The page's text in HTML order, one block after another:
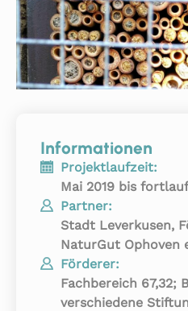
Informationen
Projektlaufzeit:
Mai 2019 bis
Partner:
Stadt Leverkusen,
NaturGut Ophoven
Förderer:
Fachbereich 67,32;
verschiedene